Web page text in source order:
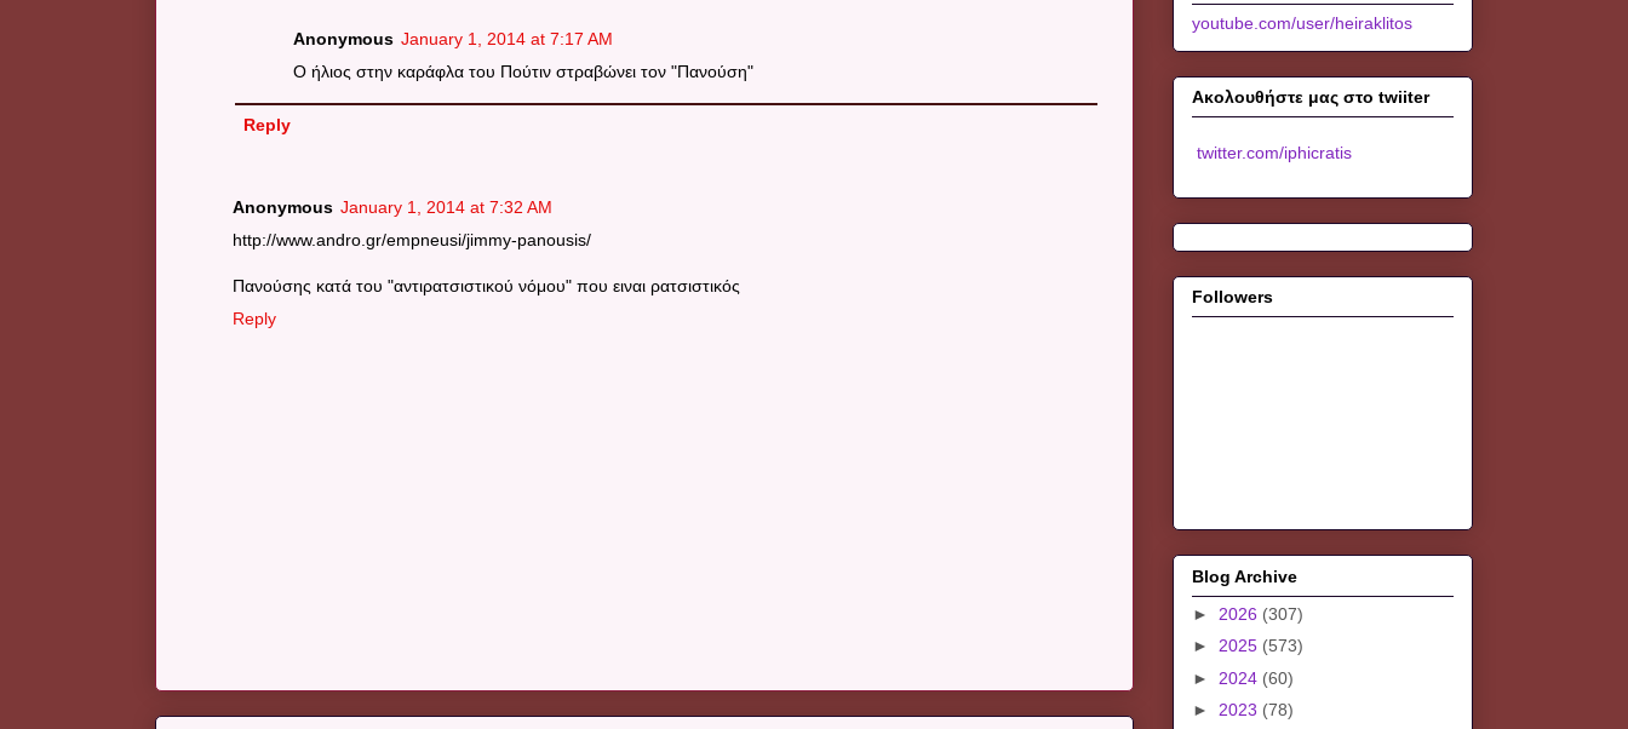
Anonymous January 1, 2014 at 7:17 AM
Ο ήλιος στην καράφλα του Πούτιν στραβώνει τον "Πανούση"
Reply
Anonymous January 1, 2014 at 7:32 AM
http://www.andro.gr/empneusi/jimmy-panousis/
Πανούσης κατά του "αντιρατσιστικού νόμου" που ειναι ρατσιστικός
Reply
youtube.com/user/heiraklitos
Ακολουθήστε μας στο twiiter
twitter.com/iphicratis
Followers
Blog Archive
► 2026 (307)
► 2025 (573)
► 2024 (60)
► 2023 (78)